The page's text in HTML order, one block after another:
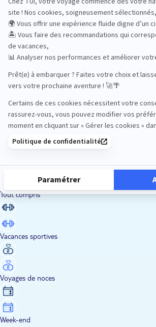
Road Trips
Sénior
Tout compris
Vacances sportives
Voyages de noces
Week-end